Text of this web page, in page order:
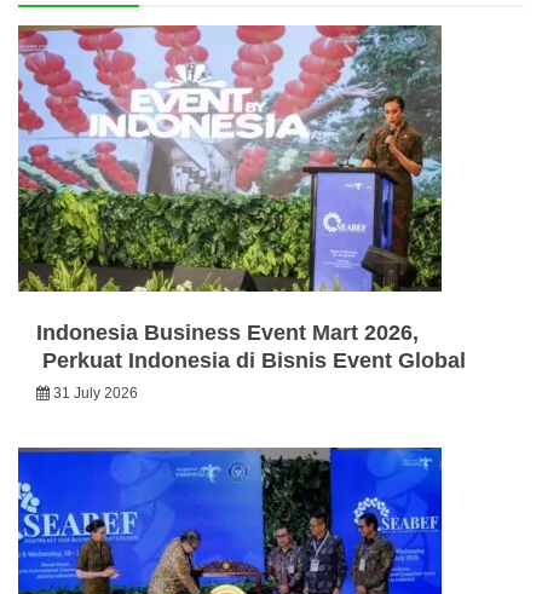
Indonesia Business Event Mart 2026,
Perkuat Indonesia di Bisnis Event Global
31 July 2026